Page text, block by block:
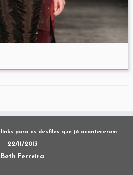
para os desfiles que já aconteceram
22/11/2013
Beth Ferreira